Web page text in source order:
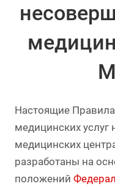
Настоящие
медицинских
медицинских
разработаны на
положений